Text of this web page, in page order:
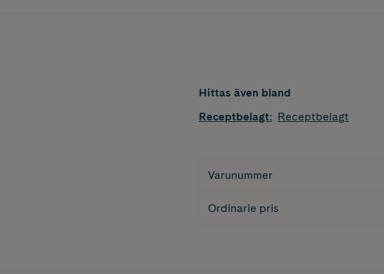
Hittas även bland
Receptbelagt: Receptbelagt
Varunummer
Ordinarie pris